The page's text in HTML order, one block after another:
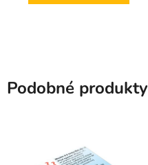
Podobné produkty